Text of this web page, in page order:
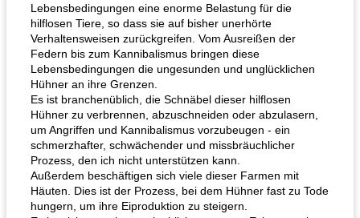
Lebensbedingungen eine enorme Belastung für die
hilflosen Tiere, so dass sie auf bisher unerhörte
Verhaltensweisen zurückgreifen. Vom Ausreißen der
Federn bis zum Kannibalismus bringen diese
Lebensbedingungen die ungesunden und unglücklichen
Hühner an ihre Grenzen.
Es ist branchenüblich, die Schnäbel dieser hilflosen
Hühner zu verbrennen, abzuschneiden oder abzulasern,
um Angriffen und Kannibalismus vorzubeugen - ein
schmerzhafter, schwächender und missbräuchlicher
Prozess, den ich nicht unterstützen kann.
Außerdem beschäftigen sich viele dieser Farmen mit
Häuten. Dies ist der Prozess, bei dem Hühner fast zu Tode
hungern, um ihre Eiproduktion zu steigern.